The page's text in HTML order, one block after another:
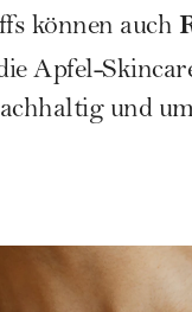
können auch
Apfel-
und